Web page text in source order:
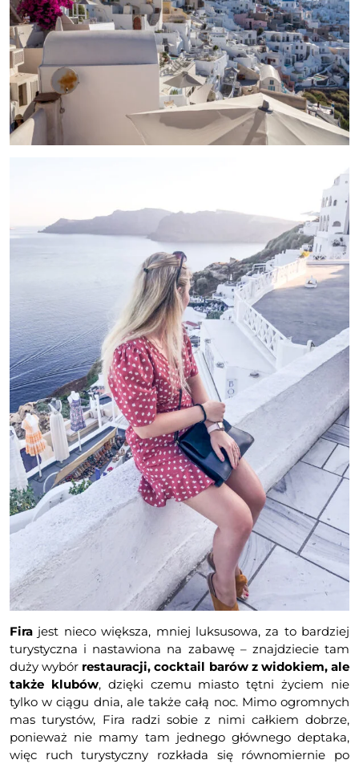
Fira jest nieco większa, mniej luksusowa, za to bardziej
turystyczna i nastawiona na zabawę – znajdziecie tam
duży wybór restauracji, cocktail barów z widokiem, ale
także klubów, dzięki czemu miasto tętni życiem nie
tylko w ciągu dnia, ale także całą noc. Mimo ogromnych
mas turystów, Fira radzi sobie z nimi całkiem dobrze,
ponieważ nie mamy tam jednego głównego deptaka,
więc ruch turystyczny rozkłada się równomiernie po